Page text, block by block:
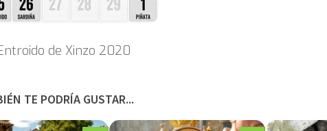
de Xinzo 2020
TE PODRÍA GUSTAR...